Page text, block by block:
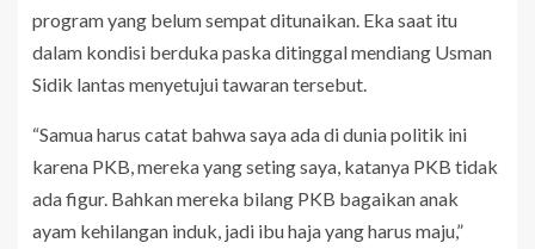
program yang belum sempat ditunaikan. Eka saat itu
dalam kondisi berduka paska ditinggal mendiang Usman
Sidik lantas menyetujui tawaran tersebut.
“Samua harus catat bahwa saya ada di dunia politik ini
karena PKB, mereka yang seting saya, katanya PKB tidak
ada figur. Bahkan mereka bilang PKB bagaikan anak
ayam kehilangan induk, jadi ibu haja yang harus maju,”